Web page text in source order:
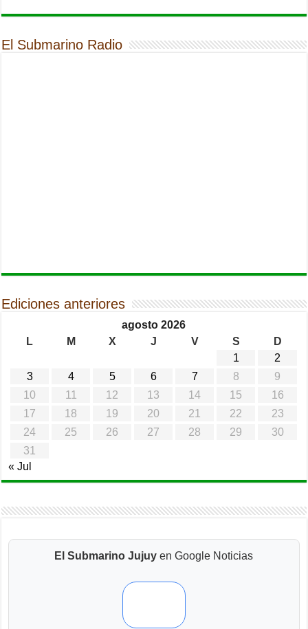
El Submarino Radio
Ediciones anteriores
agosto 2026
L
M X J V S
D
1
2
3
4 5 6 7 8
9
10
11 12 13 14 15
16
17
18 19 20 21 22
23
24
25 26 27 28 29
30
31
« Jul
El Submarino Jujuy en Google Noticias